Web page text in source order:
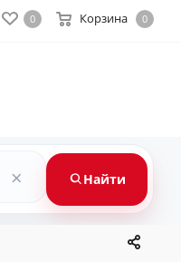
0 Корзина 0
× Найти